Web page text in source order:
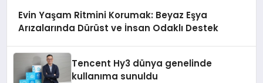
Evin Yaşam Ritmini Korumak: Beyaz Eşya
Arızalarında Dürüst ve İnsan Odaklı Destek
Tencent Hy3 dünya genelinde
kullanıma sunuldu